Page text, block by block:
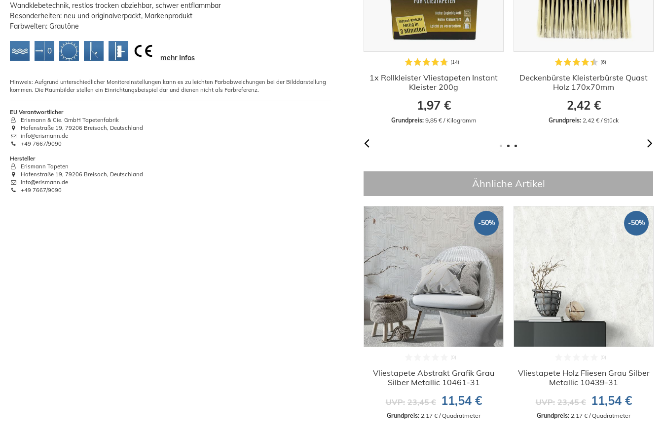
Wandklebetechnik, restlos trocken abziehbar, schwer entflammbar
Besonderheiten: neu und originalverpackt, Markenprodukt
Farbwelten: Grautöne
mehr Infos
Hinweis: Aufgrund unterschiedlicher Monitoreinstellungen kann es zu leichten Farbabweichungen bei der Bilddarstellung
kommen. Die Raumbilder stellen ein Einrichtungsbeispiel dar und dienen nicht als Farbreferenz.
EU Verantwortlicher
Erismann & Cie. GmbH Tapetenfabrik
Hafenstraße 19, 79206 Breisach, Deutschland
info@erismann.de
+49 7667/9090
Hersteller
Erismann Tapeten
Hafenstraße 19, 79206 Breisach, Deutschland
info@erismann.de
+49 7667/9090
5x Rollkleister Vliestapeten Instant
Kleister 1kg
12,01 €
Grundpreis:
Tiefgrund Wilckens 10l Innen Aussen
Grundierung
17,66 €
1x Rollkleister Vliestapeten Instant
Kleister 200g
1,97 €
Grundpreis: 9,85 € / Kilogramm
Deckenbürste Kleisterbürste Quast
Holz 170x70mm
2,42 €
Grundpreis: 2,42 € / Stück
Ähnliche Artikel
-50%
Vliestapete Abstrakt Grafik Grau
Silber Metallic 10461-31
UVP: 23,45 € 11,54 €
Grundpreis: 2,17 € / Quadratmeter
-50%
Vliestapete Holz Fliesen Grau Silber
Metallic 10439-31
UVP: 23,45 € 11,54 €
Grundpreis: 2,17 € / Quadratmeter